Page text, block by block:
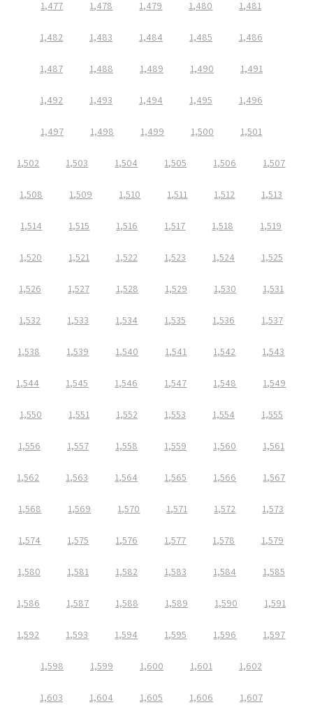
1,477 1,478 1,479 1,480 1,481
1,482 1,483 1,484 1,485 1,486
1,487 1,488 1,489 1,490 1,491
1,492 1,493 1,494 1,495 1,496
1,497 1,498 1,499 1,500 1,501
1,502 1,503 1,504 1,505 1,506 1,507
1,508 1,509 1,510 1,511 1,512 1,513
1,514 1,515 1,516 1,517 1,518 1,519
1,520 1,521 1,522 1,523 1,524 1,525
1,526 1,527 1,528 1,529 1,530 1,531
1,532 1,533 1,534 1,535 1,536 1,537
1,538 1,539 1,540 1,541 1,542 1,543
1,544 1,545 1,546 1,547 1,548 1,549
1,550 1,551 1,552 1,553 1,554 1,555
1,556 1,557 1,558 1,559 1,560 1,561
1,562 1,563 1,564 1,565 1,566 1,567
1,568 1,569 1,570 1,571 1,572 1,573
1,574 1,575 1,576 1,577 1,578 1,579
1,580 1,581 1,582 1,583 1,584 1,585
1,586 1,587 1,588 1,589 1,590 1,591
1,592 1,593 1,594 1,595 1,596 1,597
1,598 1,599 1,600 1,601 1,602
1,603 1,604 1,605 1,606 1,607